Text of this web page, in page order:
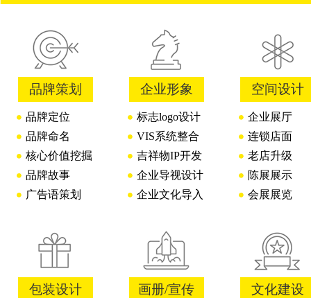
品牌策划
品牌定位
品牌命名
核心价值挖掘
品牌故事
广告语策划
企业形象
标志logo设计
VIS系统整合
吉祥物IP开发
企业导视设计
企业文化导入
空间设计
企业展厅
连锁店面
老店升级
陈展展示
会展展览
包装设计 画册/宣传 文化建设